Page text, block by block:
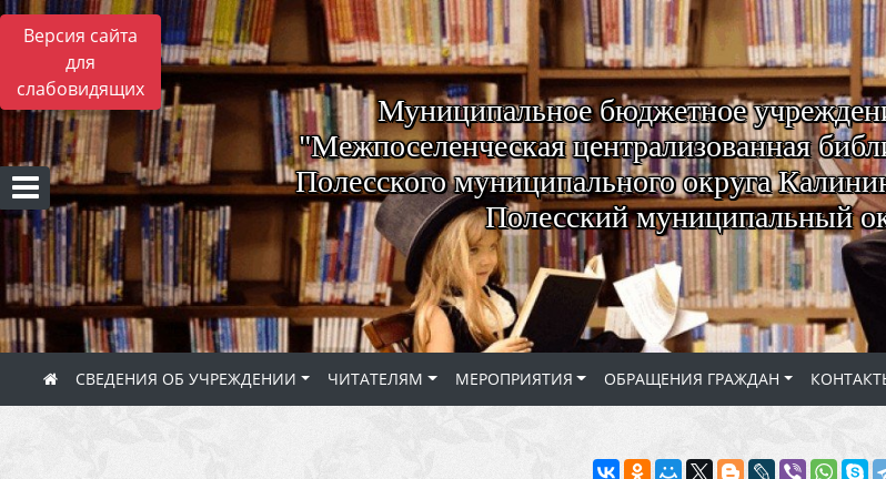
Версия сайта
для
слабовидящих
Муниципальное бюджетное
"Межпоселенческая централизованная
Полесского муниципального округа
Полесский муниципальный
СВЕДЕНИЯ ОБ УЧРЕЖДЕНИИ ЧИТАТЕЛЯМ МЕРОПРИЯТИЯ ОБРАЩЕНИЯ ГРАЖДАН